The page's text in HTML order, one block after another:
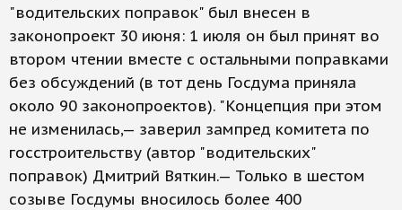
"водительских поправок" был внесен в
законопроект 30 июня: 1 июля он был принят во
втором чтении вместе с остальными поправками
без обсуждений (в тот день Госдума приняла
около 90 законопроектов). "Концепция при этом
не изменилась,— заверил зампред комитета по
госстроительству (автор "водительских"
поправок) Дмитрий Вяткин.— Только в шестом
созыве Госдумы вносилось более 400